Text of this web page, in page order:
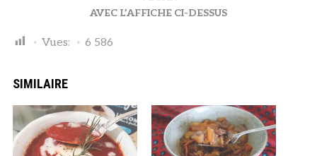
AVEC L’AFFICHE CI-DESSUS
Vues: 6 586
SIMILAIRE